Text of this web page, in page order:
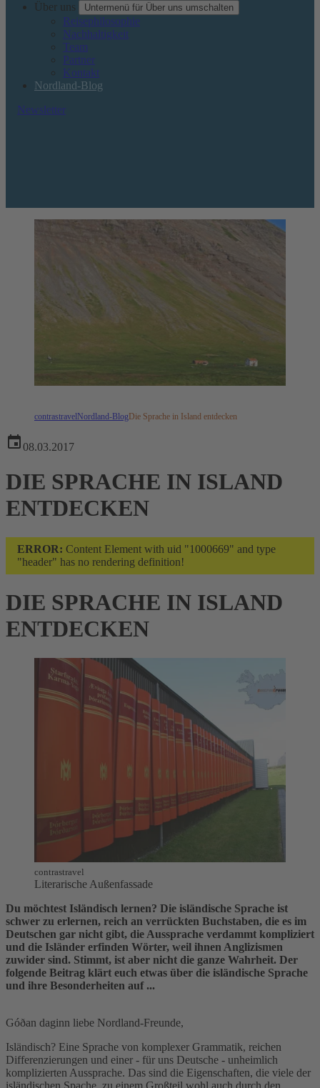
Über uns
Untermenü für Über uns umschalten
Reisephilosophie
Nachhaltigkeit
Team
Partner
Kontakt
Nordland-Blog
Newsletter
contrastravelNordland-Blog Die Sprache in Island entdecken
08.03.2017
DIE SPRACHE IN ISLAND
ENTDECKEN
ERROR: Content Element with uid "1000669" and type
"header" has no rendering definition!
DIE SPRACHE IN ISLAND
ENTDECKEN
contrastravel
Literarische Außenfassade
Du möchtest Isländisch lernen? Die isländische Sprache ist
schwer zu erlernen, reich an verrückten Buchstaben, die es im
Deutschen gar nicht gibt, die Aussprache verdammt kompliziert
und die Isländer erfinden Wörter, weil ihnen Anglizismen
zuwider sind. Stimmt, ist aber nicht die ganze Wahrheit. Der
folgende Beitrag klärt euch etwas über die isländische Sprache
und ihre Besonderheiten auf ...
Góðan daginn liebe Nordland-Freunde,
Isländisch? Eine Sprache von komplexer Grammatik, reichen
Differenzierungen und einer - für uns Deutsche - unheimlich
komplizierten Aussprache. Das sind die Eigenschaften, die viele der
isländischen Spache, zu einem Großteil wohl auch durch den